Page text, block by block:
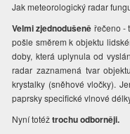
Jak meteorologický radar
Velmi zjednodušeně řečeno -
pošle směrem k objektu
doby, která uplynula od
radar zaznamená tvar
krystalky (sněhové vločky).
paprsky specifické vlnové
Nyní totéžtrochu odborněji.